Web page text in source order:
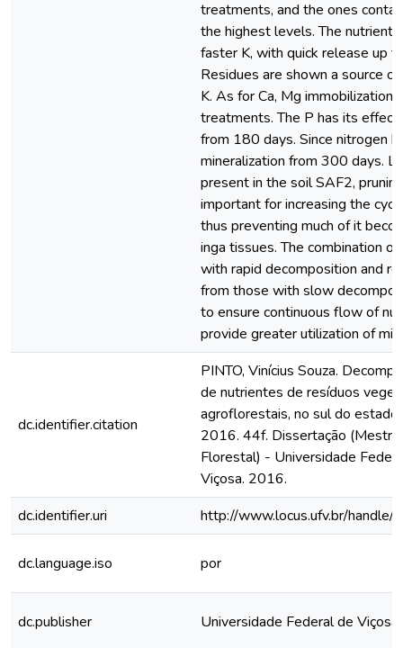
treatments, and the ones
the highest levels. The nutrient
faster K, with quick release up
Residues are shown a source
K. As for Ca, Mg immobilization
treatments. The P has its
from 180 days. Since nitrogen
mineralization from 300 days.
present in the soil SAF2,
important for increasing the
thus preventing much of it
inga tissues. The combination
with rapid decomposition and
from those with slow
to ensure continuous flow of
provide greater utilization of
dc.identifier.citation
PINTO, Vinícius Souza.
de nutrientes de resíduos
agroflorestais, no sul do
2016. 44f. Dissertação
Florestal) - Universidade
Viçosa. 2016.
dc.identifier.uri
http://www.locus.ufv.br/
dc.language.iso por
dc.publisher Universidade Federal de Viçosa